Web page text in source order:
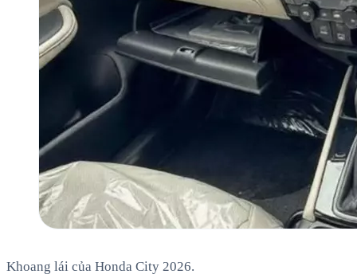
Khoang lái của Honda City 2026.